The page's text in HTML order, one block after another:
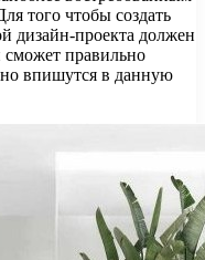
того чтобы создать
дизайн-проекта должен
правильно
впишутся в данную